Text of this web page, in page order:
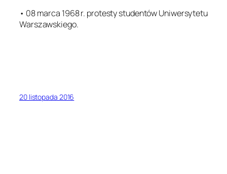
• 08 marca 1968 r. protesty studentów Uniwersytetu
Warszawskiego.
20 listopada 2016